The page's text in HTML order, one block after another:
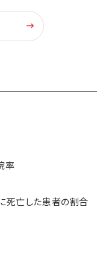
率
死亡した患者の割合